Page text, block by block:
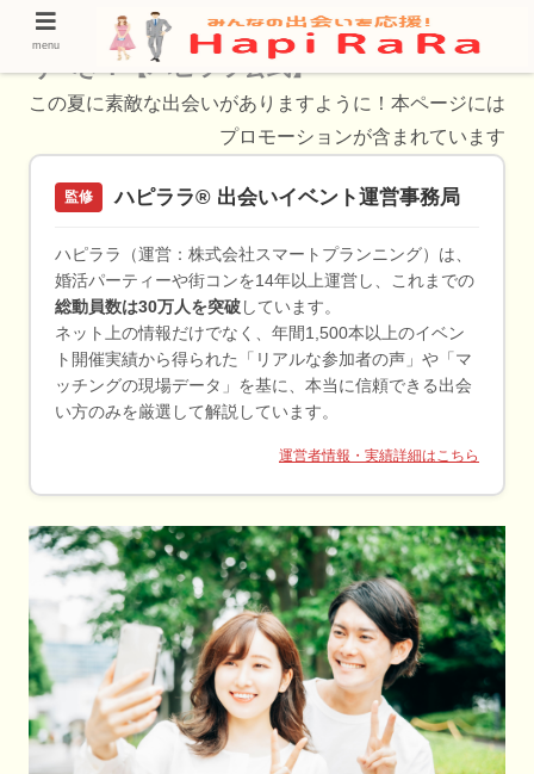
【袋井市の婚活特集】婚活するならこれを使
うべき！【ハピララ公式】
この夏に素敵な出会いがありますように！本ページには
プロモーションが含まれています
監修 ハピララ® 出会いイベント運営事務局
ハピララ（運営：株式会社スマートプランニング）は、
婚活パーティーや街コンを14年以上運営し、これまでの
総動員数は30万人を突破 しています。
ネット上の情報だけでなく、年間1,500本以上のイベン
ト開催実績から得られた「リアルな参加者の声」や「マ
ッチングの現場データ」を基に、本当に信頼できる出会
い方のみを厳選して解説しています。
運営者情報・実績詳細はこちら
menu